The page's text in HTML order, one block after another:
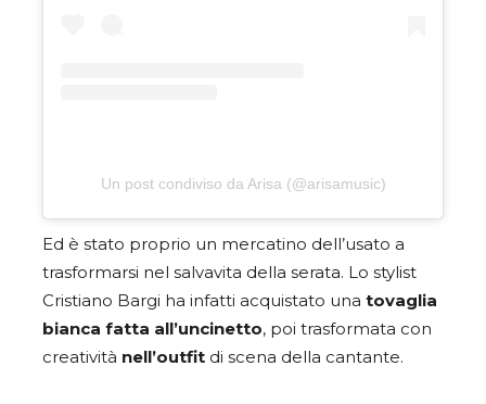
Un post condiviso da Arisa (@arisamusic)
Ed è stato proprio un mercatino dell’usato a
trasformarsi nel salvavita della serata. Lo stylist
Cristiano Bargi ha infatti acquistato una tovaglia
bianca fatta all’uncinetto, poi trasformata con
creatività nell’outfit di scena della cantante.